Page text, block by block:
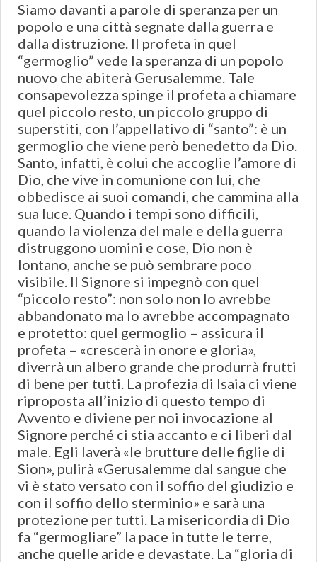
Siamo davanti a parole di speranza per un
popolo e una città segnate dalla guerra e
dalla distruzione. Il profeta in quel
“germoglio” vede la speranza di un popolo
nuovo che abiterà Gerusalemme. Tale
consapevolezza spinge il profeta a chiamare
quel piccolo resto, un piccolo gruppo di
superstiti, con l’appellativo di “santo”: è un
germoglio che viene però benedetto da Dio.
Santo, infatti, è colui che accoglie l’amore di
Dio, che vive in comunione con lui, che
obbedisce ai suoi comandi, che cammina alla
sua luce. Quando i tempi sono difficili,
quando la violenza del male e della guerra
distruggono uomini e cose, Dio non è
lontano, anche se può sembrare poco
visibile. Il Signore si impegnò con quel
“piccolo resto”: non solo non lo avrebbe
abbandonato ma lo avrebbe accompagnato
e protetto: quel germoglio – assicura il
profeta – «crescerà in onore e gloria»,
diverrà un albero grande che produrrà frutti
di bene per tutti. La profezia di Isaia ci viene
riproposta all’inizio di questo tempo di
Avvento e diviene per noi invocazione al
Signore perché ci stia accanto e ci liberi dal
male. Egli laverà «le brutture delle figlie di
Sion», pulirà «Gerusalemme dal sangue che
vi è stato versato con il soffio del giudizio e
con il soffio dello sterminio» e sarà una
protezione per tutti. La misericordia di Dio
fa “germogliare” la pace in tutte le terre,
anche quelle aride e devastate. La “gloria di